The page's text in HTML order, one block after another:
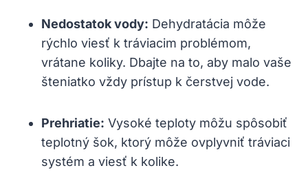
Nedostatok vody: Dehydratácia môže
rýchlo viesť k tráviacim problémom,
vrátane koliky. Dbajte na to, aby malo vaše
šteniatko vždy prístup k čerstvej vode.
Prehriatie: Vysoké teploty môžu spôsobiť
teplotný šok, ktorý môže ovplyvniť tráviaci
systém a viesť k kolike.